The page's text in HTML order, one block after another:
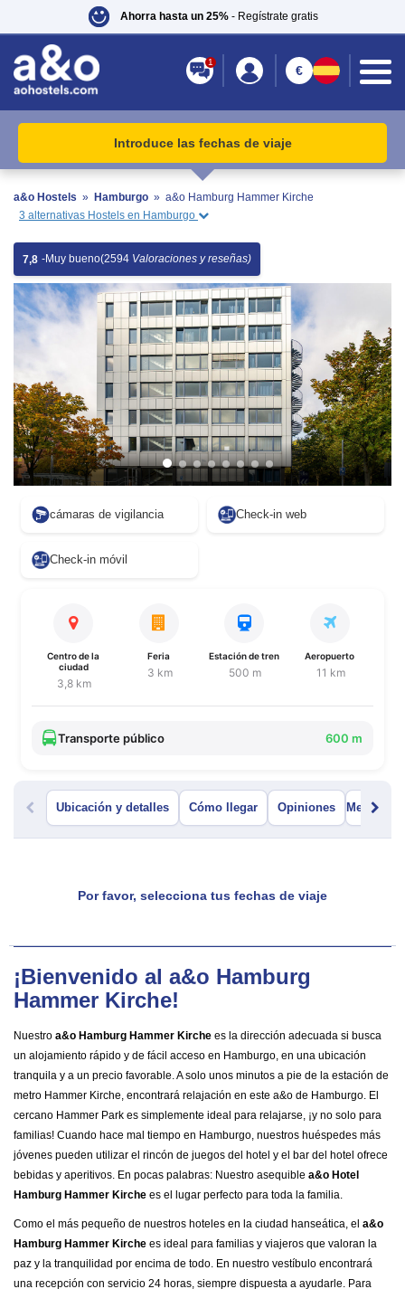
Ahorra hasta un 25%- Regístrate gratis
1
€
Introduce las fechas de viaje
a&o Hostels » Hamburgo » a&o Hamburg Hammer Kirche
3 alternativas Hostels en Hamburgo
7,8 -Muy bueno(2594 Valoraciones y reseñas)
cámaras de vigilancia Check-in web
Check-in móvil
Centro de la
ciudad
3,8 km
Feria
3 km
Estación de tren
500 m
Aeropuerto
11 km
Transporte público 600 m
Ubicación y detalles Cómo llegar Opiniones Menú del
Por favor, selecciona tus fechas de viaje
¡Bienvenido al a&o Hamburg
Hammer Kirche!
Nuestro a&o Hamburg Hammer Kirche es la dirección adecuada si busca
un alojamiento rápido y de fácil acceso en Hamburgo, en una ubicación
tranquila y a un precio favorable. A solo unos minutos a pie de la estación de
metro Hammer Kirche, encontrará relajación en este a&o de Hamburgo. El
cercano Hammer Park es simplemente ideal para relajarse, ¡y no solo para
familias! Cuando hace mal tiempo en Hamburgo, nuestros huéspedes más
jóvenes pueden utilizar el rincón de juegos del hotel y el bar del hotel ofrece
bebidas y aperitivos. En pocas palabras: Nuestro asequible a&o Hotel
Hamburg Hammer Kirche es el lugar perfecto para toda la familia.
Como el más pequeño de nuestros hoteles en la ciudad hanseática, el a&o
Hamburg Hammer Kirche es ideal para familias y viajeros que valoran la
paz y la tranquilidad por encima de todo. En nuestro vestíbulo encontrará
una recepción con servicio 24 horas, siempre dispuesta a ayudarle. Para